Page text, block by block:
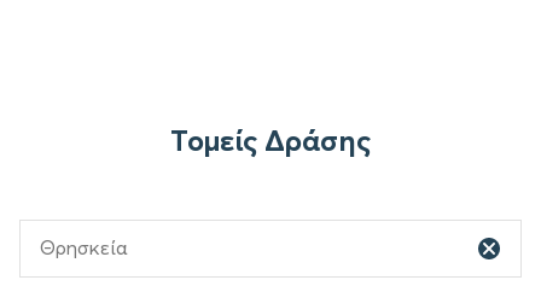
Τομείς Δράσης
Θρησκεία